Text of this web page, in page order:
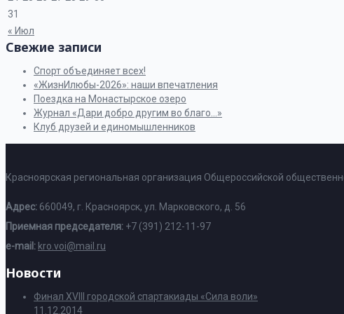
« Июл
31
Свежие записи
Спорт объединяет всех!
«ЖизнИлюбы-2026»: наши впечатления
Поездка на Монастырское озеро
Журнал «Дари добро другим во благо…»
Клуб друзей и единомышленников
Красноярская региональная организация Общероссийской
Адрес: 660049, г. Красноярск, ул. Марковского, д. 56
Приемная председателя: +7 (391) 212-11-97
e-mail: kro.voi@mail.ru
Новости
Финал XVIII городской спартакиады «Сила воли»
11.12.2014